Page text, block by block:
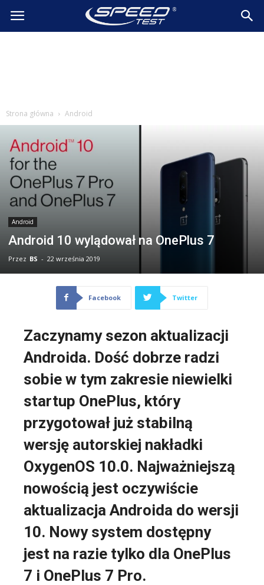
SpeedTest.pl
Strona główna Android
Android
Android 10 wylądował na OnePlus 7
Przez BS - 22 września 2019
Facebook Twitter
Zaczynamy sezon aktualizacji
Androida. Dość dobrze radzi
sobie w tym zakresie niewielki
startup OnePlus, który
przygotował już stabilną
wersję autorskiej nakładki
OxygenOS 10.0. Najważniejszą
nowością jest oczywiście
aktualizacja Androida do wersji
10. Nowy system dostępny
jest na razie tylko dla OnePlus
7 i OnePlus 7 Pro.